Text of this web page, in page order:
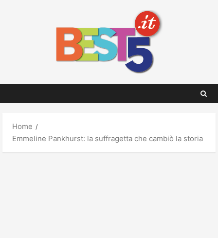
Home
Emmeline Pankhurst: la suffragetta che cambiò la storia